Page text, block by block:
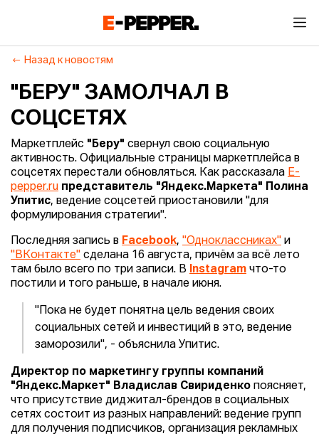
Назад к новостям
"БЕРУ" ЗАМОЛЧАЛ В
СОЦСЕТЯХ
Маркетплейс "Беру" свернул свою социальную
активность. Официальные страницы маркетплейса в
соцсетях перестали обновляться. Как рассказала E-
pepper.ru представитель "Яндекс.Маркета" Полина
Упитис, ведение соцсетей приостановили "для
формулирования стратегии".
Последняя запись в Facebook, "Одноклассниках" и
"ВКонтакте" сделана 16 августа, причём за всё лето
там было всего по три записи. В Instagram что-то
постили и того раньше, в начале июня.
"Пока не будет понятна цель ведения своих
социальных сетей и инвестиций в это, ведение
заморозили", - объяснила Упитис.
Директор по маркетингу группы компаний
"Яндекс.Маркет" Владислав Свириденко поясняет,
что присутствие диджитал-брендов в социальных
сетях состоит из разных направлений: ведение групп
для получения подписчиков, организация рекламных